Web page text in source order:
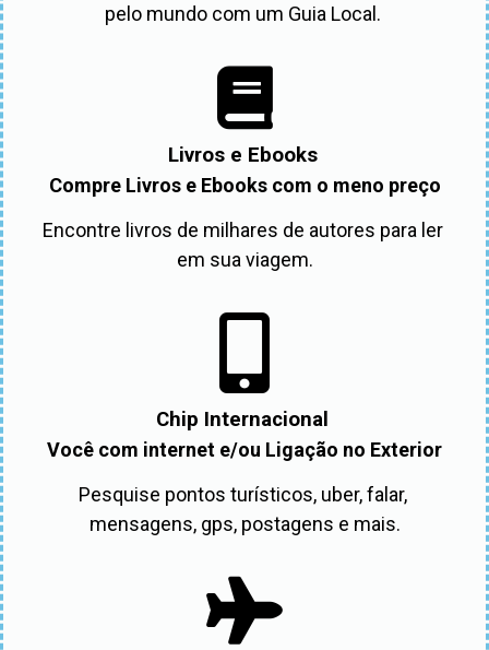
pelo mundo com um Guia Local.
Livros e Ebooks
Compre Livros e Ebooks com o meno preço
Encontre livros de milhares de autores para ler
em sua viagem.
Chip Internacional
Você com internet e/ou Ligação no Exterior
Pesquise pontos turísticos, uber, falar,
mensagens, gps, postagens e mais.